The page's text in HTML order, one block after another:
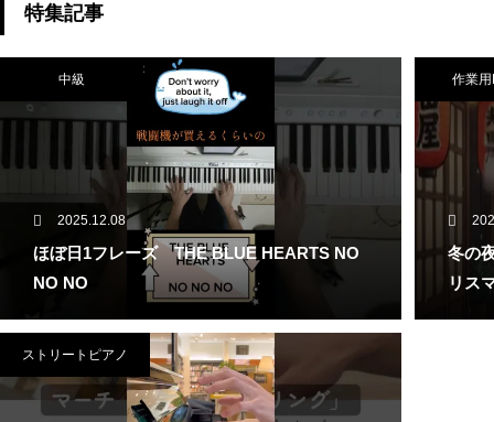
特集記事
中級
2025.12.08
ほぼ日1フレーズ THE BLUE HEARTS NO
NO NO
作業用
冬の
リス
ストリートピアノ